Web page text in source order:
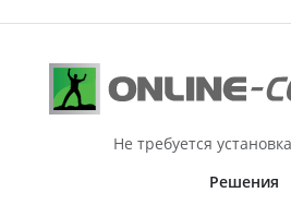
Не требуется
Решения